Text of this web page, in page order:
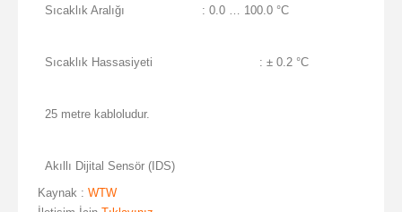
Sıcaklık Aralığı : 0.0 … 100.0 °C
Sıcaklık Hassasiyeti : ± 0.2 °C
25 metre kabloludur.
Akıllı Dijital Sensör (IDS)
Kaynak : WTW